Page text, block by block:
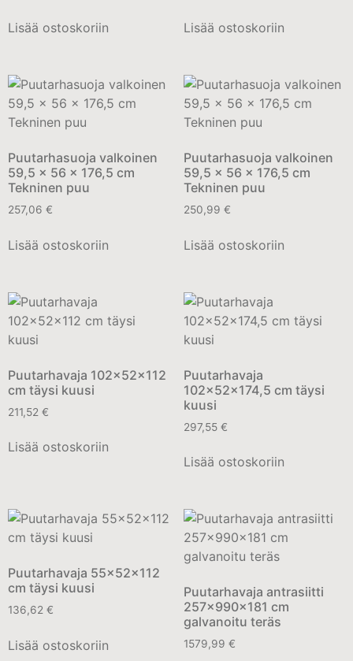
Lisää ostoskoriin Lisää ostoskoriin
Puutarhasuoja valkoinen
59,5 x 56 x 176,5 cm
Tekninen puu
257,06 €
Lisää ostoskoriin
Puutarhasuoja valkoinen
59,5 x 56 x 176,5 cm
Tekninen puu
250,99 €
Lisää ostoskoriin
Puutarhavaja 102x52x112
cm täysi kuusi
211,52 €
Lisää ostoskoriin
Puutarhavaja
102x52x174,5 cm täysi
kuusi
297,55 €
Lisää ostoskoriin
Puutarhavaja 55x52x112
cm täysi kuusi
136,62 €
Lisää ostoskoriin
Puutarhavaja antrasiitti
257x990x181 cm
galvanoitu teräs
1579,99 €